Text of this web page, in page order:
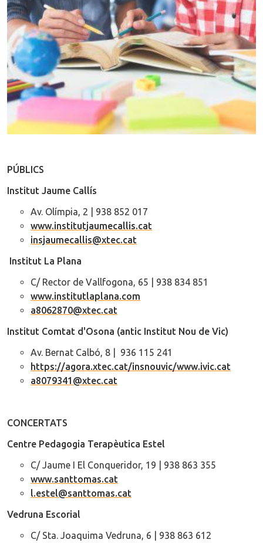
PÚBLICS
Institut Jaume Callís
Av. Olímpia, 2 | 938 852 017
www.institutjaumecallis.cat
insjaumecallis@xtec.cat
Institut La Plana
C/ Rector de Vallfogona, 65 | 938 834 851
www.institutlaplana.com
a8062870@xtec.cat
Institut Comtat d'Osona (antic Institut Nou de Vic)
Av. Bernat Calbó, 8 |
936 115 241
https://agora.xtec.cat/insnouvic/www.ivic.cat
a8079341@xtec.cat
CONCERTATS
Centre Pedagogia Terapèutica Estel
C/ Jaume I El Conqueridor, 19 | 938 863 355
www.santtomas.cat
l.estel@santtomas.cat
Vedruna Escorial
C/ Sta. Joaquima Vedruna, 6 | 938 863 612